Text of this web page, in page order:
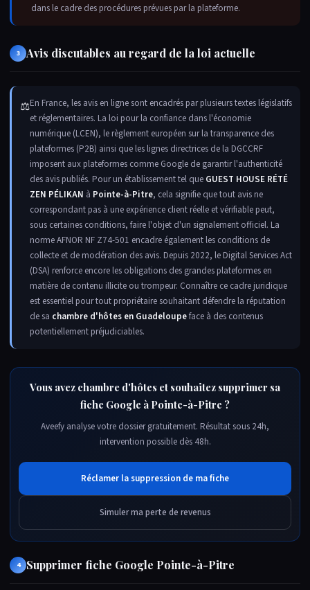
dans le cadre des procédures prévues par la plateforme.
3 Avis discutables au regard de la loi actuelle
⚖En France, les avis en ligne sont encadrés par plusieurs textes législatifs
et réglementaires. La loi pour la confiance dans l'économie
numérique (LCEN), le règlement européen sur la transparence des
plateformes (P2B) ainsi que les lignes directrices de la DGCCRF
imposent aux plateformes comme Google de garantir l'authenticité
des avis publiés. Pour un établissement tel que GUEST HOUSE RÉTÉ
ZEN PÉLIKAN à Pointe-à-Pitre, cela signifie que tout avis ne
correspondant pas à une expérience client réelle et vérifiable peut,
sous certaines conditions, faire l'objet d'un signalement officiel. La
norme AFNOR NF Z74-501 encadre également les conditions de
collecte et de modération des avis. Depuis 2022, le Digital Services Act
(DSA) renforce encore les obligations des grandes plateformes en
matière de contenu illicite ou trompeur. Connaître ce cadre juridique
est essentiel pour tout propriétaire souhaitant défendre la réputation
de sa chambre d'hôtes en Guadeloupeface à des contenus
potentiellement préjudiciables.
Vous avez chambre d'hôtes et souhaitez supprimer sa
fiche Google à Pointe-à-Pitre ?
Aveefy analyse votre dossier gratuitement. Résultat sous 24h,
intervention possible dès 48h.
Réclamer la suppression de ma fiche
Simuler ma perte de revenus
4 Supprimer fiche Google Pointe-à-Pitre